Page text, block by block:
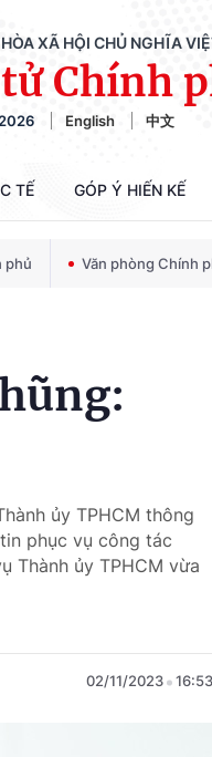
XÃ HỘI CHỦ NGHĨA
Chính
English 中文
TẾ GÓP Ý HIẾN KẾ
phủ Văn phòng Chính
ủy TPHCM thông
phục vụ công tác
Thành ủy TPHCM vừa
02/11/2023 16:53